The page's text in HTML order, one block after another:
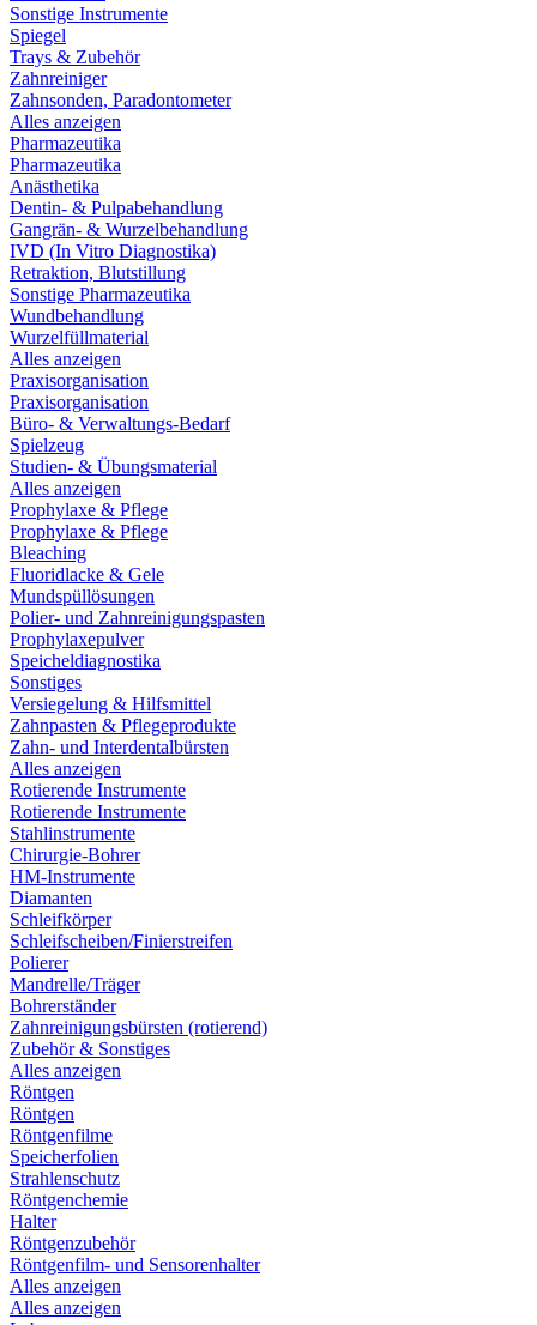
Sonstige Instrumente
Spiegel
Trays & Zubehör
Zahnreiniger
Zahnsonden, Paradontometer
Alles anzeigen
Pharmazeutika
Pharmazeutika
Anästhetika
Dentin- & Pulpabehandlung
Gangrän- & Wurzelbehandlung
IVD (In Vitro Diagnostika)
Retraktion, Blutstillung
Sonstige Pharmazeutika
Wundbehandlung
Wurzelfüllmaterial
Alles anzeigen
Praxisorganisation
Praxisorganisation
Büro- & Verwaltungs-Bedarf
Spielzeug
Studien- & Übungsmaterial
Alles anzeigen
Prophylaxe & Pflege
Prophylaxe & Pflege
Bleaching
Fluoridlacke & Gele
Mundspüllösungen
Polier- und Zahnreinigungspasten
Prophylaxepulver
Speicheldiagnostika
Sonstiges
Versiegelung & Hilfsmittel
Zahnpasten & Pflegeprodukte
Zahn- und Interdentalbürsten
Alles anzeigen
Rotierende Instrumente
Rotierende Instrumente
Stahlinstrumente
Chirurgie-Bohrer
HM-Instrumente
Diamanten
Schleifkörper
Schleifscheiben/Finierstreifen
Polierer
Mandrelle/Träger
Bohrerständer
Zahnreinigungsbürsten (rotierend)
Zubehör & Sonstiges
Alles anzeigen
Röntgen
Röntgen
Röntgenfilme
Speicherfolien
Strahlenschutz
Röntgenchemie
Halter
Röntgenzubehör
Röntgenfilm- und Sensorenhalter
Alles anzeigen
Alles anzeigen